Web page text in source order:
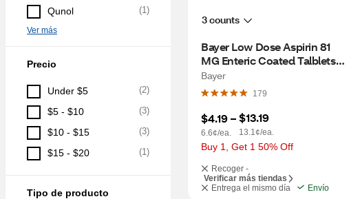
Qunol (1)
Ver más
Precio
Under $5 (2)
$5 - $10 (3)
$10 - $15 (3)
$15 - $20 (1)
Tipo de producto
3 counts
Bayer Low Dose Aspirin 81
MG Enteric Coated Talblets,
200 CT
Bayer
179
$4.19 –
6.6¢/ea.
$13.19
13.1¢/ea.
Buy 1, Get 1 50% Off
Recoger -
Verificar más tiendas
Entrega el mismo día
Envío